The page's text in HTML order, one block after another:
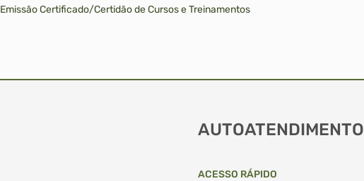
Emissão Certificado/Certidão de Cursos e Treinamentos
AUTOATENDIMENTO
ACESSO RÁPIDO